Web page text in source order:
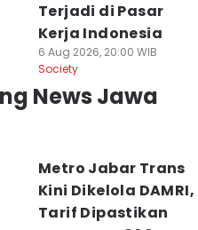
Terjadi di Pasar
Kerja Indonesia
6 Aug 2026, 20:00 WIB
Society
News Jawa
Metro Jabar Trans
Kini Dikelola DAMRI,
Tarif Dipastikan